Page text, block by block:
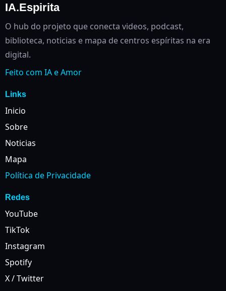
IA.Espirita
O hub do projeto que conecta videos, podcast,
biblioteca, noticias e mapa de centros espíritas na era
digital.
Feito com IA e Amor
Links
Inicio
Sobre
Noticias
Mapa
Política de Privacidade
Redes
YouTube
TikTok
Instagram
Spotify
X / Twitter